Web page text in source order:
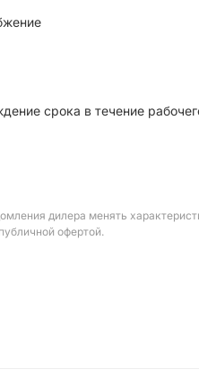
срока в течение
дилера менять
офертой.